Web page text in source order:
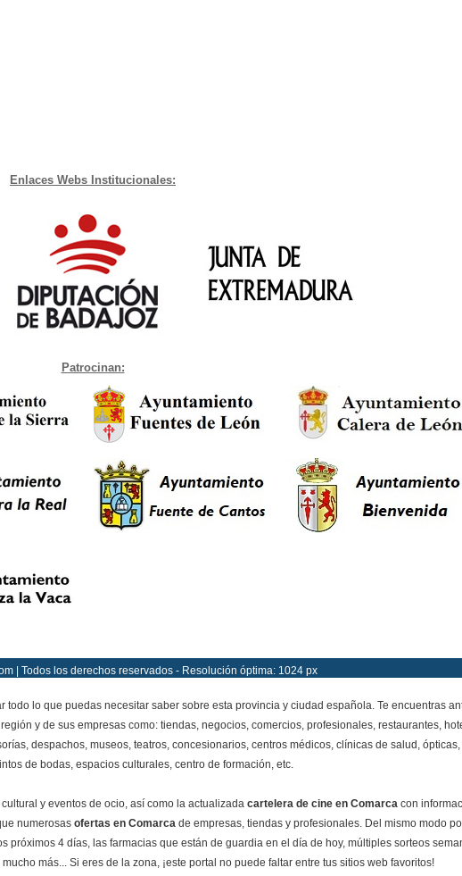
Enlaces Webs Institucionales:
Patrocinan:
| Todos los derechos reservados - Resolución óptima: 1024 px
todo lo que puedas necesitar saber sobre esta provincia y ciudad española. Te encuentras
y de sus empresas como: tiendas, negocios, comercios, profesionales, restaurantes,
despachos, museos, teatros, concesionarios, centros médicos, clínicas de salud,
de bodas, espacios culturales, centro de formación, etc.
y eventos de ocio, así como la actualizada cartelera de cine en Comarcacon
numerosas ofertas en Comarcade empresas, tiendas y profesionales. Del mismo modo
próximos 4 días, las farmacias que están de guardia en el día de hoy, múltiples sorteos
más... Si eres de la zona, ¡este portal no puede faltar entre tus sitios web favoritos!